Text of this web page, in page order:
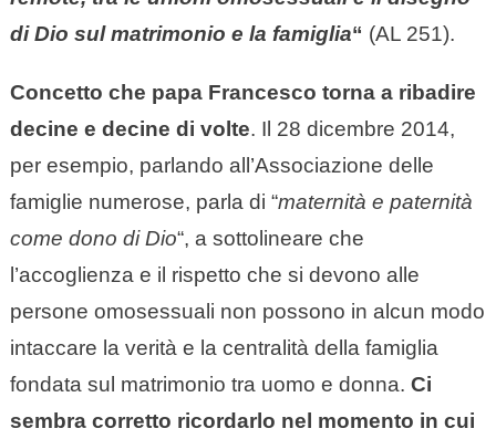
di Dio sul matrimonio e la famiglia“ (AL 251).
Concetto che papa Francesco torna a ribadire
decine e decine di volte. Il 28 dicembre 2014,
per esempio, parlando all’Associazione delle
famiglie numerose, parla di “maternità e paternità
come dono di Dio“, a sottolineare che
l’accoglienza e il rispetto che si devono alle
persone omosessuali non possono in alcun modo
intaccare la verità e la centralità della famiglia
fondata sul matrimonio tra uomo e donna. Ci
sembra corretto ricordarlo nel momento in cui